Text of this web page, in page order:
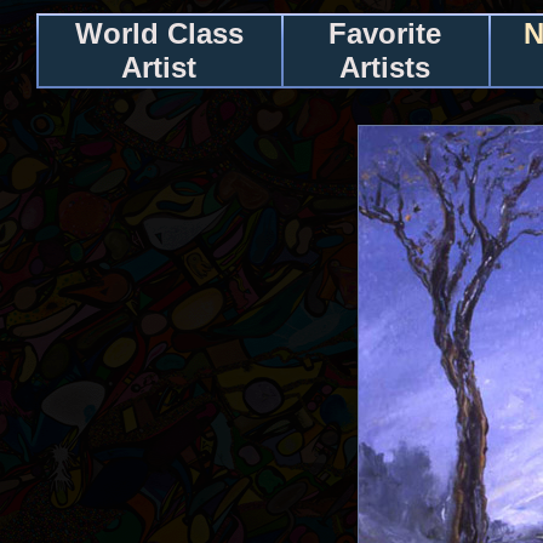
World Class
Artist
Favorite
Artists